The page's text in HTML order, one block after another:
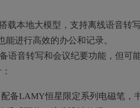
载本地大模型，支持离线语音转
能进行高效的办公和记录。
语音转写和会议纪要功能，但可
备LAMY恒星限定系列电磁笔，